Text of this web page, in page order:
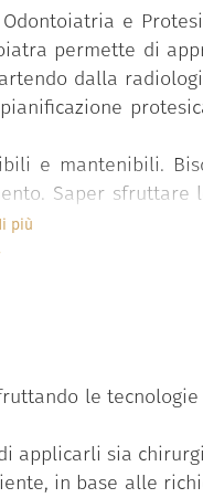
e
permette di
dalla
e mantenibili.
Saper
più
le
sia
in base alle